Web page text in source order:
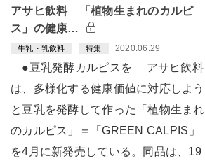
アサヒ飲料 「植物生まれのカルピ
ス」の健康…
牛乳・乳飲料 特集 2020.06.29
●豆乳発酵カルピスを アサヒ飲料
は、多様化する健康価値に対応しよう
と豆乳を発酵して作った「植物生まれ
のカルピス」＝「GREEN CALPIS」
を4月に新発売している。同品は、19